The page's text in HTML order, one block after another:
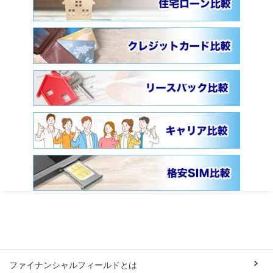
ファイナンシャルフィールドとは